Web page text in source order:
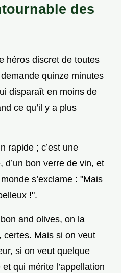
des
héros discret de toutes
quinze minutes
disparaît en moins de
ce qu’il y a plus
rapide ; c’est une
d’un bon verre de vin, et
s’exclame : "Mais
!".
and olives, on la
certes. Mais si on veut
si on veut quelque
qui mérite l’appellation